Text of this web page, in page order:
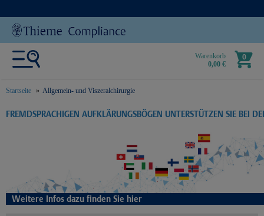
Warenkorb
0,00 €
0
Startseite Allgemein- und Viszeralchirurgie
text.skipToContent
text.skipToNavigation
FREMDSPRACHIGEN AUFKLÄRUNGSBÖGEN UNTERSTÜTZEN SIE BEI
Weitere Infos dazu finden Sie hier